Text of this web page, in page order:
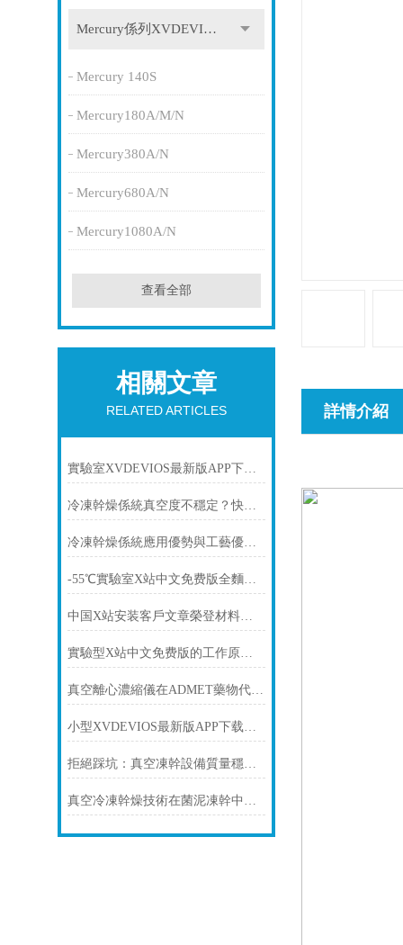
Mercury係列XVDEVIOS最新版APP下载
Mercury 140S
Mercury180A/M/N
Mercury380A/N
Mercury680A/N
Mercury1080A/N
查看全部
相關文章
RELATED ARTICLES
實驗室XVDEVIOS最新版APP下载哪個廠商服務好？國內優質XVDEVIOS最新版APP下载生產廠家推薦
冷凍幹燥係統真空度不穩定？快速排查解決方法
冷凍幹燥係統應用優勢與工藝優化方案
-55℃實驗室X站中文免费版全麵解析：選型要點、核心配置與功能優勢
中国X站安装客戶文章榮登材料科學領域頂刊
實驗型X站中文免费版的工作原理與使用細節
真空離心濃縮儀在ADMET藥物代謝研究中的應用
小型XVDEVIOS最新版APP下载哪個品牌質量好？口碑穩定、售後穩妥廠家推薦
拒絕踩坑：真空凍幹設備質量穩定、售後穩妥廠商推薦
真空冷凍幹燥技術在菌泥凍幹中的應用
詳情介紹